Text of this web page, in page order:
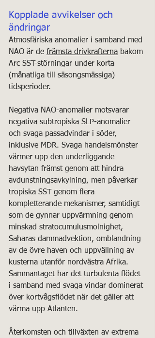
Kopplade avvikelser och
ändringar
Atmosfäriska anomalier i samband med
NAO är de främsta drivkrafterna bakom
Arc SST-störningar under korta
(månatliga till säsongsmässiga)
tidsperioder.
Negativa NAO-anomalier motsvarar
negativa subtropiska SLP-anomalier
och svaga passadvindar i söder,
inklusive MDR. Svaga handelsmönster
värmer upp den underliggande
havsytan främst genom att hindra
avdunstningsavkylning, men påverkar
tropiska SST genom flera
kompletterande mekanismer, samtidigt
som de gynnar uppvärmning genom
minskad stratocumulusmolnighet,
Saharas dammadvektion, omblandning
av de övre haven och uppvällning av
kusterna utanför nordvästra Afrika.
Sammantaget har det turbulenta flödet
i samband med svaga vindar dominerat
över kortvågsflödet när det gäller att
värma upp Atlanten.
Återkomsten och tillväxten av extrema